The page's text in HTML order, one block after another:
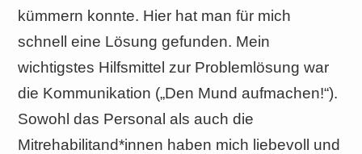
kümmern konnte. Hier hat man für mich
schnell eine Lösung gefunden. Mein
wichtigstes Hilfsmittel zur Problemlösung war
die Kommunikation („Den Mund aufmachen!“).
Sowohl das Personal als auch die
Mitrehabilitand*innen haben mich liebevoll und